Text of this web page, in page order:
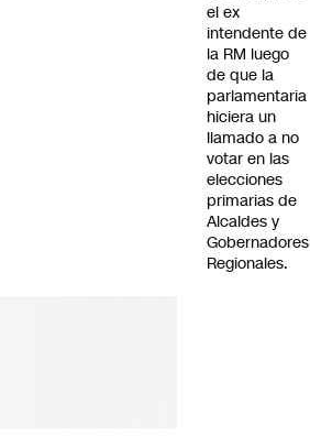
el ex
intendente de
la RM luego
de que la
parlamentaria
hiciera un
llamado a no
votar en las
elecciones
primarias de
Alcaldes y
Gobernadores
Regionales.